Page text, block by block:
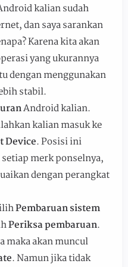
kalian sudah
dan saya sarankan
Karena kita akan
yang ukurannya
dengan menggunakan
stabil.
Android kalian.
kalian masuk ke
Device. Posisi ini
merk ponselnya,
dengan perangkat
Pembaruan sistem
Periksa pembaruan.
maka akan muncul
. Namun jika tidak